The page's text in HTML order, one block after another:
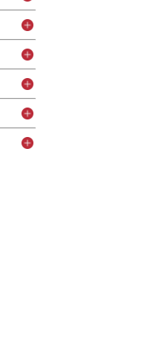
Zo blijft het lichaam